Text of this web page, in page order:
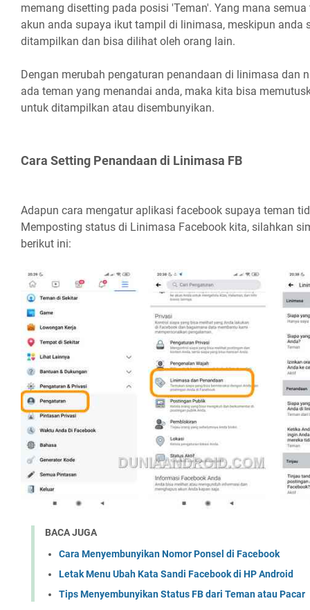
memang disetting pada posisi 'Teman'. Yang mana
akun anda supaya ikut tampil di linimasa, meskipun anda
ditampilkan dan bisa dilihat oleh orang lain.
Dengan merubah pengaturan penandaan di linimasa dan
ada teman yang menandai anda, maka kita bisa
untuk ditampilkan atau disembunyikan.
Cara Setting Penandaan di Linimasa FB
Adapun cara mengatur aplikasi facebook supaya teman
Memposting status di Linimasa Facebook kita, silahkan
berikut ini:
BACA JUGA
Cara Menyembunyikan Nomor Ponsel di Facebook
Letak Menu Ubah Kata Sandi Facebook di HP Android
Tips Menyembunyikan Status FB dari Teman atau Pacar